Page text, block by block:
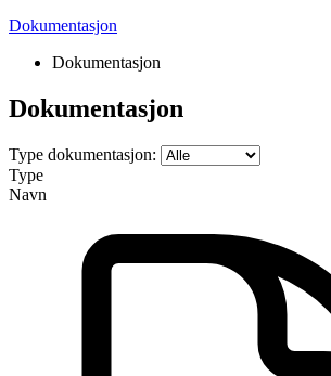
Dokumentasjon
Dokumentasjon
Dokumentasjon
Type dokumentasjon:
Type
Navn